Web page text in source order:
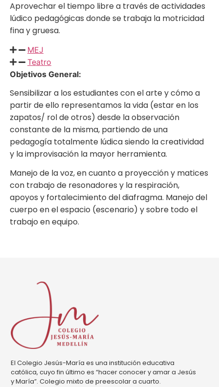
Aprovechar el tiempo libre a través de actividades
lúdico pedagógicas donde se trabaja la motricidad
fina y gruesa.
MEJ
Teatro
Objetivos General:
Sensibilizar a los estudiantes con el arte y cómo a
partir de ello representamos la vida (estar en los
zapatos/ rol de otros) desde la observación
constante de la misma, partiendo de una
pedagogía totalmente lúdica siendo la creatividad
y la improvisación la mayor herramienta.
Manejo de la voz, en cuanto a proyección y matices
con trabajo de resonadores y la respiración,
apoyos y fortalecimiento del diafragma. Manejo del
cuerpo en el espacio (escenario) y sobre todo el
trabajo en equipo.
El Colegio Jesús-María es una institución educativa
católica, cuyo fin último es “hacer conocer y amar a Jesús
y María”. Colegio mixto de preescolar a cuarto.